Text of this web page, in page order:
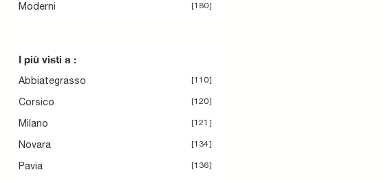
Moderni 180
I più visti a :
Abbiategrasso 110
Corsico 120
Milano 121
Novara 134
Pavia 136